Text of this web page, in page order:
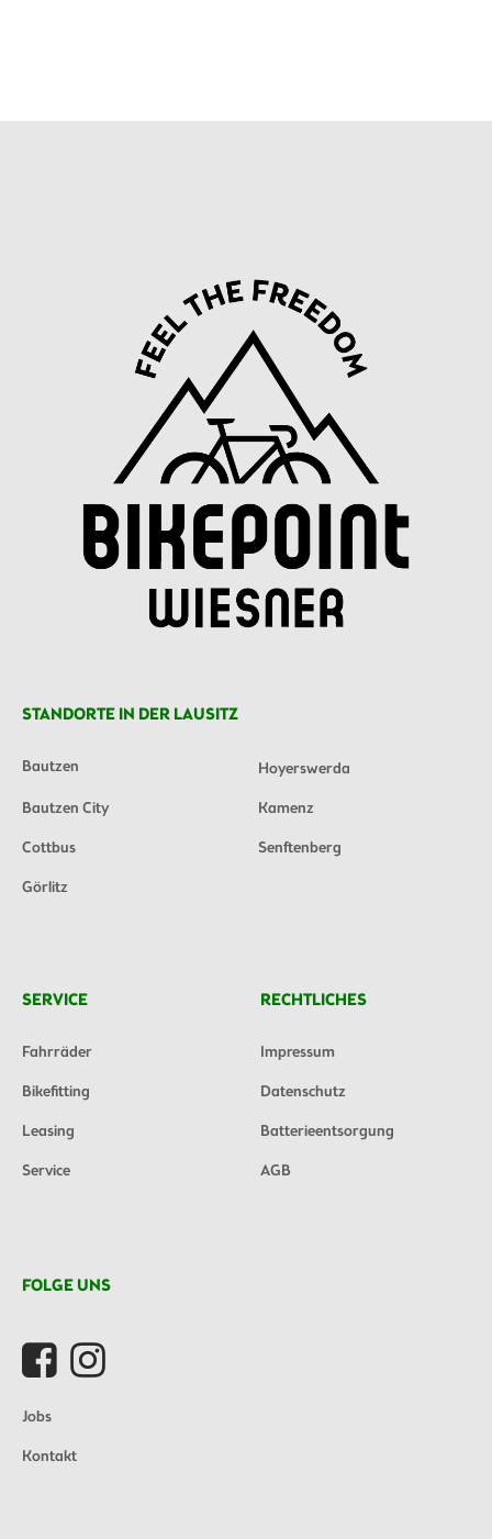
STANDORTE IN DER LAUSITZ
Bautzen
Hoyerswerda
Bautzen City
Kamenz
Cottbus
Senftenberg
Görlitz
SERVICE
Fahrräder
Bikefitting
Leasing
Service
RECHTLICHES
Impressum
Datenschutz
Batterieentsorgung
AGB
FOLGE UNS
Jobs
Kontakt